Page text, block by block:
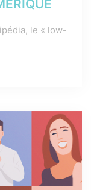
le « low-